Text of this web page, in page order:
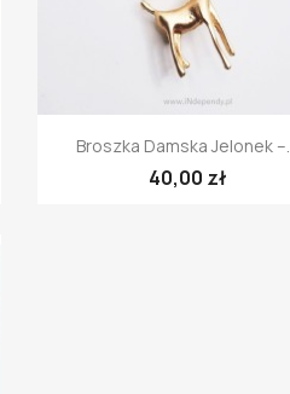
Szybki podgląd
Broszka Damska Jelonek
40,00 zł